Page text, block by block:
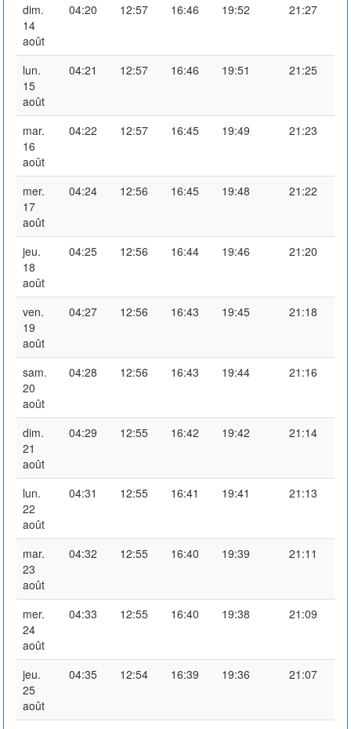
dim.
14
août
04:20 12:57 16:46 19:52 21:27
lun.
15
août
04:21 12:57 16:46 19:51 21:25
mar.
16
août
04:22 12:57 16:45 19:49 21:23
mer.
17
août
04:24 12:56 16:45 19:48 21:22
jeu.
18
août
04:25 12:56 16:44 19:46 21:20
ven.
19
août
04:27 12:56 16:43 19:45 21:18
sam.
20
août
04:28 12:56 16:43 19:44 21:16
dim.
21
août
04:29 12:55 16:42 19:42 21:14
lun.
22
août
04:31 12:55 16:41 19:41 21:13
mar.
23
août
04:32 12:55 16:40 19:39 21:11
mer.
24
août
04:33 12:55 16:40 19:38 21:09
jeu.
25
août
04:35 12:54 16:39 19:36 21:07